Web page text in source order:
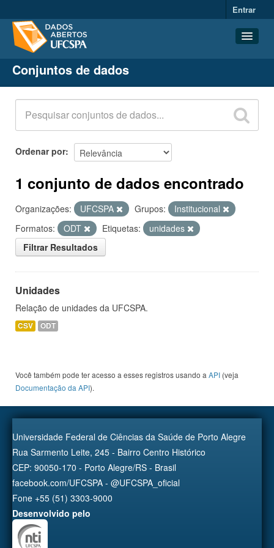
Entrar
Conjuntos de dados
Organizações
Grupos
Sobre
Conjuntos de dados
Ordenar por
1 conjunto de dados encontrado
Organizações: UFCSPA Grupos:
Institucional
Formatos:
ODT Etiquetas:
unidades
Filtrar Resultados
Unidades
Relação de unidades da UFCSPA.
CSV ODT
Você também pode ter acesso a esses registros usando a API (veja
Documentação da API).
Universidade Federal de Ciências da Saúde de Porto Alegre
Rua Sarmento Leite, 245 - Bairro Centro Histórico
CEP: 90050-170 - Porto Alegre/RS - Brasil
facebook.com/UFCSPA - @UFCSPA_oficial
Fone +55 (51) 3303-9000
Desenvolvido pelo